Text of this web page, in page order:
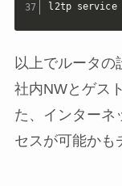
l2tp service
以上でルータの
社内NWとゲス
た、インターネ
セスが可能かも